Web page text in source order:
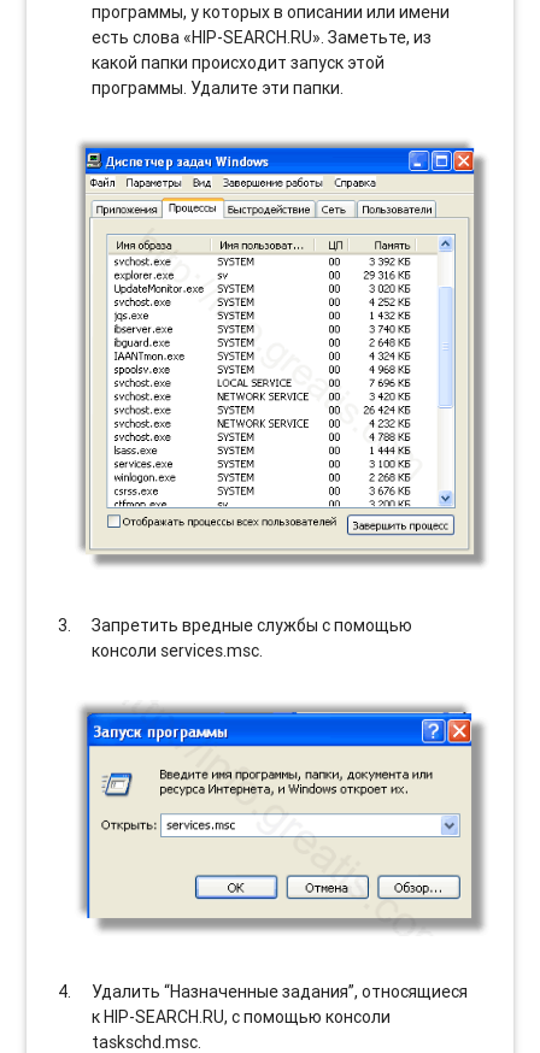
программы, у которых в описании или имени
есть слова «HIP-SEARCH.RU». Заметьте, из
какой папки происходит запуск этой
программы. Удалите эти папки.
Запретить вредные службы с помощью
консоли services.msc.
Удалить “Назначенные задания”, относящиеся
к HIP-SEARCH.RU, с помощью консоли
taskschd.msc.